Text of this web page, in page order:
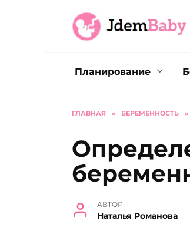
Планирование
ГЛАВНАЯ » БЕРЕМЕННОСТЬ »
АВТОР
Наталья Романова